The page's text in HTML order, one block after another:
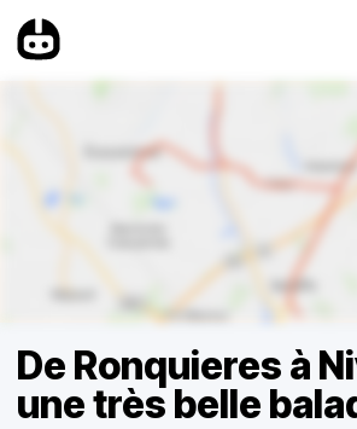
De Ronquieres à
une très belle